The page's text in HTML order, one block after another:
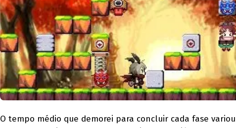
O tempo médio que demorei para concluir cada fase